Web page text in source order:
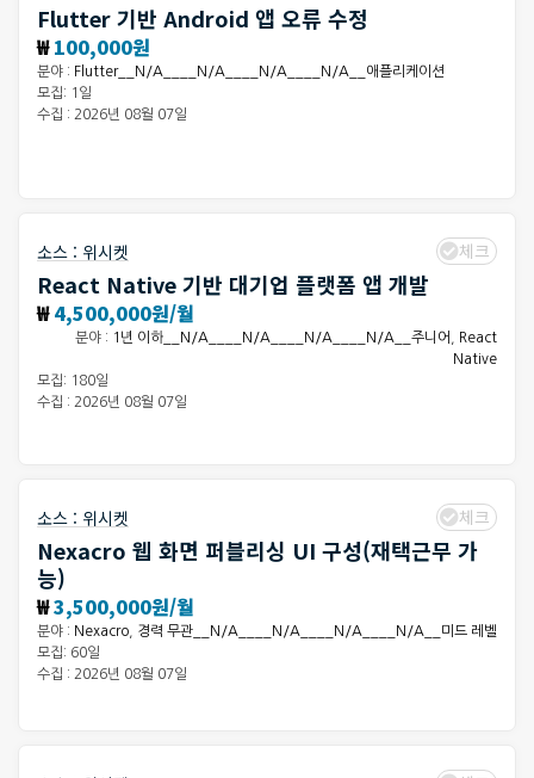
Flutter 기반 Android 앱 오류 수정
₩100,000원
분야 : Flutter__N/A____N/A____N/A____N/A__애플리케이션
모집: 1일
수집 : 2026년 08월 07일
소스 : 위시켓 체크
React Native 기반 대기업 플랫폼 앱 개발
₩4,500,000원/월
분야 : 1년 이하__N/A____N/A____N/A____N/A__주니어
React
Native
모집: 180일
수집 : 2026년 08월 07일
소스 : 위시켓 체크
Nexacro 웹 화면 퍼블리싱 UI 구성(재택근무 가
능)
₩3,500,000원/월
분야 : Nexacro
경력 무관__N/A____N/A____N/A____N/A__미드 레벨
모집: 60일
수집 : 2026년 08월 07일